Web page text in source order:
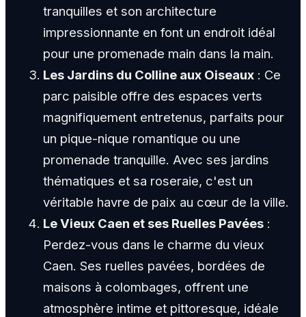
tranquilles et son architecture
impressionnante en font un endroit idéal
pour une promenade main dans la main.
Les Jardins du Colline aux Oiseaux : Ce
parc paisible offre des espaces verts
magnifiquement entretenus, parfaits pour
un pique-nique romantique ou une
promenade tranquille. Avec ses jardins
thématiques et sa roseraie, c'est un
véritable havre de paix au cœur de la ville.
Le Vieux Caen et ses Ruelles Pavées :
Perdez-vous dans le charme du vieux
Caen. Ses ruelles pavées, bordées de
maisons à colombages, offrent une
atmosphère intime et pittoresque, idéale